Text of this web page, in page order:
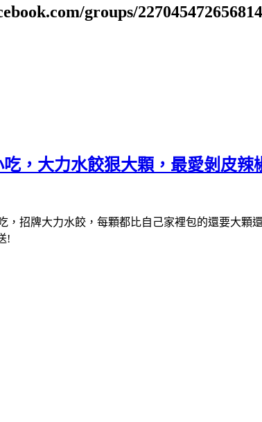
groups/
，大力水餃狠大顆，最愛剝皮辣
招牌大力水餃，每顆都比自己家裡包的還要大顆
!